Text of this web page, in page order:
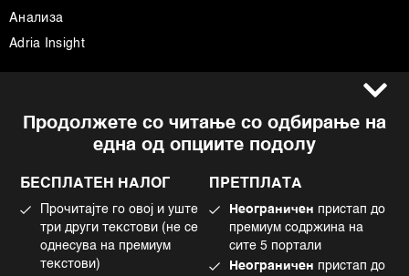
Продолжете со читање со одбирање на
една од опциите подолу
БЕСПЛАТЕН НАЛОГ
Прочитајте го овој и уште
три други текстови (не се
однесува на премиум
текстови)
ПРЕТПЛАТА
Неограничен пристап до
премиум содржина на
сите 5 портали
Неограничен пристап до
Анализа
Adria Insight
Импресум
Политика на приватност
Употреба на вештачка интелигенција
Facebook
Instagram
Tiktok